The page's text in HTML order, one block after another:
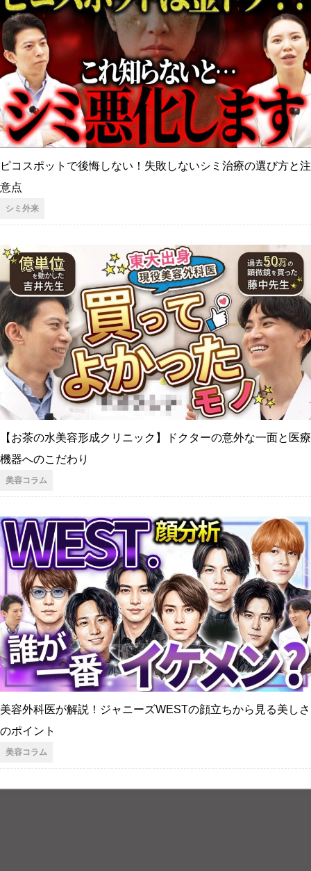
ピコスポットで後悔しない！失敗しないシミ治療の選び方と注
意点
シミ外来
【お茶の水美容形成クリニック】ドクターの意外な一面と医療
機器へのこだわり
美容コラム
美容外科医が解説！ジャニーズWESTの顔立ちから見る美しさ
のポイント
美容コラム